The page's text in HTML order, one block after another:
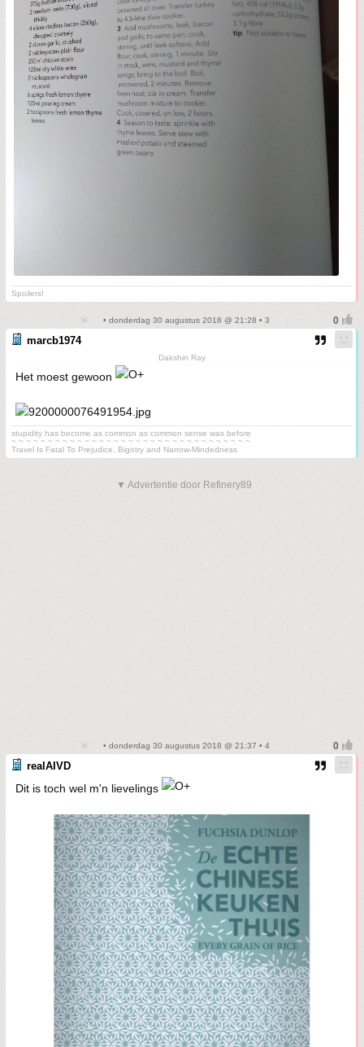
Spoilers!
• donderdag 30 augustus 2018 @ 21:28 • 3
marcb1974
Dakshin Ray
Het moest gewoon
stupidity has become as common as common sense was before
~ ~ ~ ~ ~ ~ ~ ~ ~ ~ ~ ~ ~ ~ ~ ~ ~ ~ ~ ~ ~ ~ ~ ~ ~ ~ ~ ~ ~ ~ ~ ~ ~
Travel Is Fatal To Prejudice, Bigotry and Narrow-Mindedness
▼ Advertentie door Refinery89
• donderdag 30 augustus 2018 @ 21:37 • 4
realAIVD
Dit is toch wel m'n lievelings